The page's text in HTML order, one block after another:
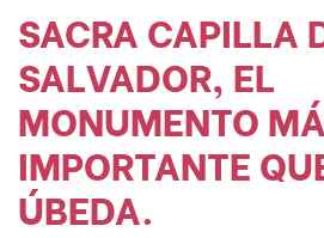
SACRA CAPILLA
SALVADOR, EL
MONUMENTO
IMPORTANTE
ÚBEDA.